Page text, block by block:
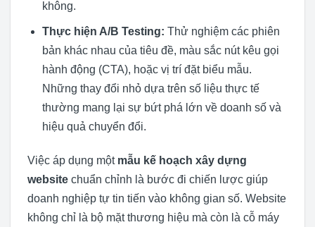
không.
Thực hiện A/B Testing: Thử nghiệm các phiên
bản khác nhau của tiêu đề, màu sắc nút kêu gọi
hành động (CTA), hoặc vị trí đặt biểu mẫu.
Những thay đổi nhỏ dựa trên số liệu thực tế
thường mang lại sự bứt phá lớn về doanh số và
hiệu quả chuyển đổi.
Việc áp dụng một mẫu kế hoạch xây dựng
website chuẩn chỉnh là bước đi chiến lược giúp
doanh nghiệp tự tin tiến vào không gian số. Website
không chỉ là bộ mặt thương hiệu mà còn là cỗ máy